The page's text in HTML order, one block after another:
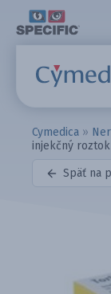
Cymedica »
injekčný
Späť na